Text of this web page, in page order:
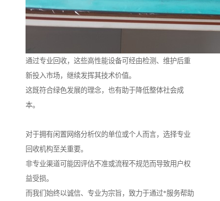
通过专业回收，这些高性能设备可经由检测、维护后重
新投入市场，继续发挥其技术价值。
这既符合绿色发展的理念，也有助于降低整体社会成
本。
对于拥有闲置网络分析仪的单位或个人而言，选择专业
回收机构至关重要。
非专业渠道可能因评估不准或流程不规范而导致用户权
益受损。
而我们始终以诚信、专业为宗旨，致力于通过*服务帮助